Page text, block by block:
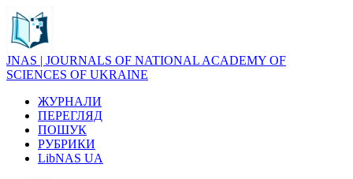
JNAS | JOURNALS OF NATIONAL ACADEMY OF
SCIENCES OF UKRAINE
ЖУРНАЛИ
ПЕРЕГЛЯД
ПОШУК
РУБРИКИ
LibNAS UA